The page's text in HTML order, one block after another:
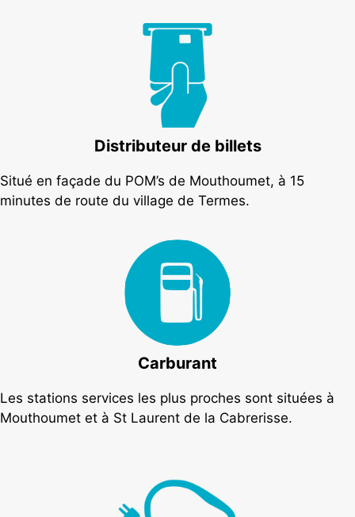
Distributeur de billets
Situé en façade du POM’s de Mouthoumet, à 15
minutes de route du village de Termes.
Carburant
Les stations services les plus proches sont situées à
Mouthoumet et à St Laurent de la Cabrerisse.